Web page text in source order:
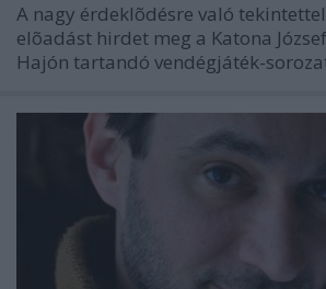
A nagy érdeklõdésre való
elõadást hirdet meg a Katona
Hajón tartandó vendégjáték-